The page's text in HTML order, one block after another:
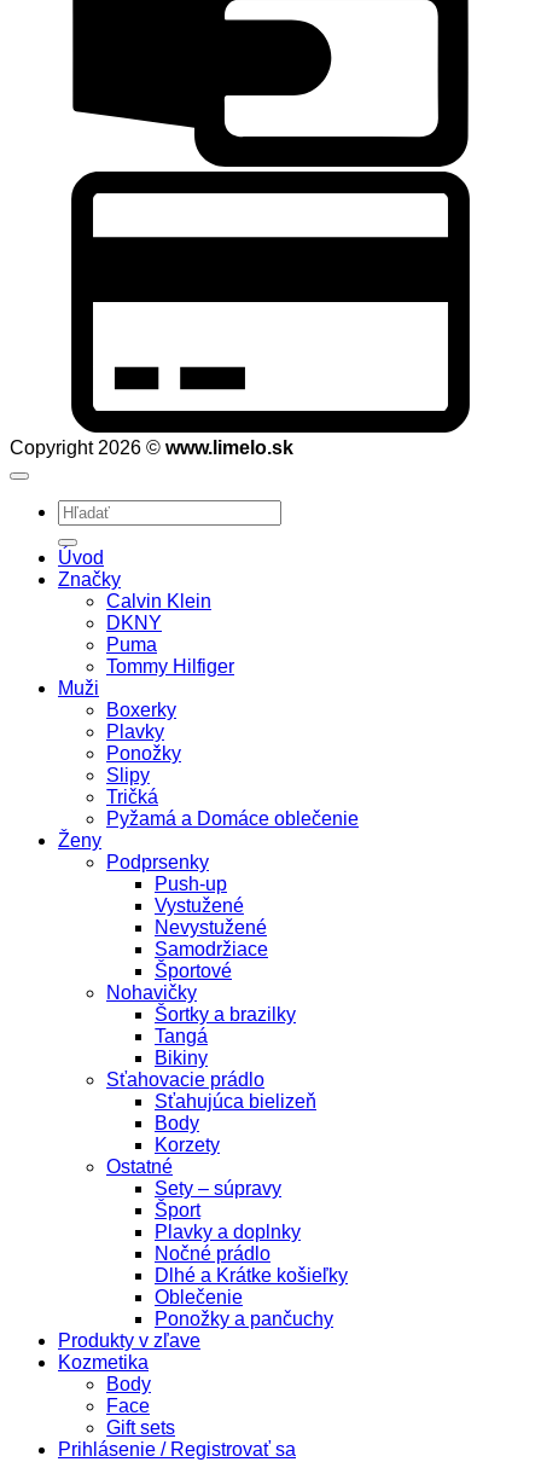
Copyright 2026 © www.limelo.sk
Hľadať:
Úvod
Značky
Calvin Klein
DKNY
Puma
Tommy Hilfiger
Muži
Boxerky
Plavky
Ponožky
Slipy
Tričká
Pyžamá a Domáce oblečenie
Ženy
Podprsenky
Push-up
Vystužené
Nevystužené
Samodržiace
Športové
Nohavičky
Šortky a brazilky
Tangá
Bikiny
Sťahovacie prádlo
Sťahujúca bielizeň
Body
Korzety
Ostatné
Sety – súpravy
Šport
Plavky a doplnky
Nočné prádlo
Dlhé a Krátke košieľky
Oblečenie
Ponožky a pančuchy
Produkty v zľave
Kozmetika
Body
Face
Gift sets
Prihlásenie / Registrovať sa